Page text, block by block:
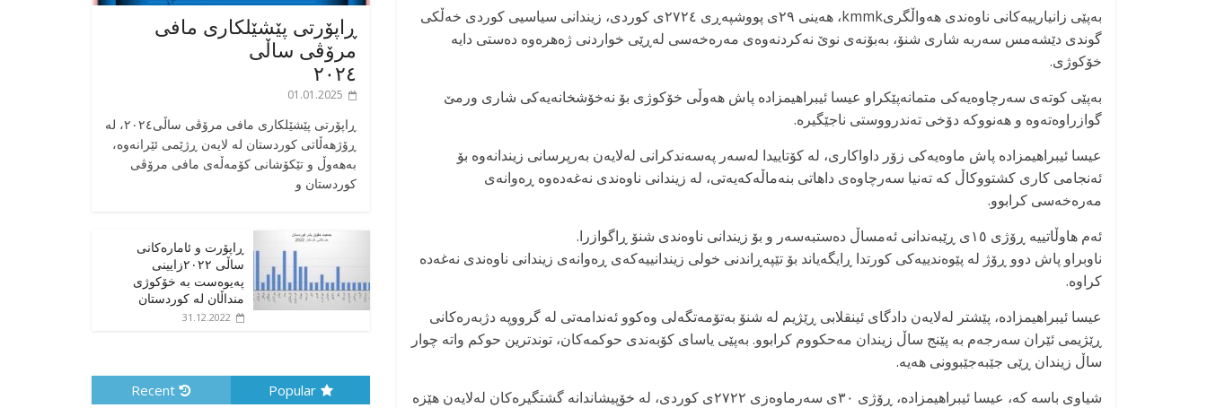
بەپێی زانیارییەکانی ناوەندی هەواڵگریkmmk، هەینی ٢٩ی پووشپەڕی ٢٧٢٤ی کوردی، زیندانی سیاسیی کوردی خەڵکی
گوندی دێشەمس سەربە شاری شنۆ، بەبۆنەی نوێ نەکردنەوەی مەرەخەسی لەڕێی خواردنی ژەهرەوە دەستی دایە
خۆکوژی.
بەپێی کوتەی سەرچاوەیەکی متمانەپێکراو عیسا ئیبراهیمزادە پاش هەوڵی خۆکوژی بۆ نەخۆشخانەیەکی شاری ورمێ
گوازراوەتەوە و هەنووکە دۆخی تەندرووستی ناجێگیرە.
عیسا ئیبراهیمزادە پاش ماوەیەکی زۆر داواکاری، لە کۆتاییدا لەسەر پەسەندکرانی لەلایەن بەرپرسانی زیندانەوە بۆ
ئەنجامی کاری کشتووکاڵ کە تەنیا سەرچاوەی داهاتی بنەماڵەکەیەتی، لە زیندانی ناوەندی نەغەدەوە ڕەوانەی
مەرەخەسی کرابوو.
ئەم هاوڵاتییە ڕۆژی ١٥ی ڕێبەندانی ئەمساڵ دەستبەسەر و بۆ زیندانی ناوەندی شنۆ ڕاگوازرا.
ناوبراو پاش دوو ڕۆژ لە پێوەندییەکی کورتدا ڕایگەیاند بۆ تێپەڕاندنی خولی زیندانییەکەی ڕەوانەی زیندانی ناوەندی نەغەدە
کراوە.
عیسا ئیبراهیمزادە، پێشتر لەلایەن دادگای ئینقلابی ڕێژیم لە شنۆ بەتۆمەتگەلی وەکوو ئەندامەتی لە گرووپە دژبەرەکانی
ڕێژیمی ئێران سەرجەم بە پێنج ساڵ زیندان مەحکووم کرابوو. بەپێی یاسای کۆبەندی حوکمەکان، توندترین حوکم واتە چوار
ساڵ زیندان ڕێی جێبەجێبوونی هەیە.
شیاوی باسە کە، عیسا ئیبراهیمزادە، ڕۆژی ٣٠ی سەرماوەزی ٢٧٢٢ی کوردی، لە خۆپیشاندانە گشتگیرەکان لەلایەن هێزە
ڕاپۆرتی پێشێلکاری مافی
مرۆڤی ساڵی
٢٠٢٤
01.01.2025
‎ڕاپۆرتی پێشێلکاری مافی مرۆڤی ساڵی٢٠٢٤، له
ڕۆژهەڵاتی کوردستان له لایەن ڕژێمی ئێرانەوە،
بە‎هەوڵ و تێکۆشانی کۆمەڵەی مافی مرۆڤی
کوردستان و
ڕاپۆرت و ئامارەکانی
ساڵی ٢٠٢٢زایینی
پەیوەست بە خۆکوژی
منداڵان لە کوردستان
31.12.2022
Popular
Recent